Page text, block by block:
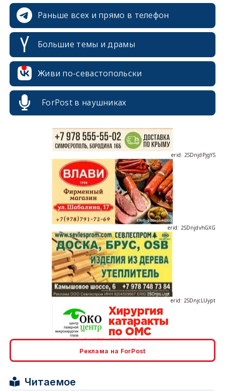
Раньше всех и прямо в телефон
Большие темы и драмы
Живи по-севастопольски
ForPost в наушниках
erid: 2SDnjcrDNw6
erid: 2SDnjdvhGXG
erid: 2SDnjcrDNw6
Реклама на ForPost
Читаемое